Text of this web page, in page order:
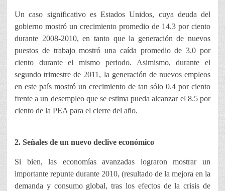
Un caso significativo es Estados Unidos, cuya deuda del
gobierno mostró un crecimiento promedio de 14.3 por ciento
durante 2008-2010, en tanto que la generación de nuevos
puestos de trabajo mostró una caída promedio de 3.0 por
ciento durante el mismo periodo. Asimismo, durante el
segundo trimestre de 2011, la generación de nuevos empleos
en este país mostró un crecimiento de tan sólo 0.4 por ciento
frente a un desempleo que se estima pueda alcanzar el 8.5 por
ciento de la PEA para el cierre del año.
2. Señales de un nuevo declive económico
Si bien, las economías avanzadas lograron mostrar un
importante repunte durante 2010, (resultado de la mejora en la
demanda y consumo global, tras los efectos de la crisis de